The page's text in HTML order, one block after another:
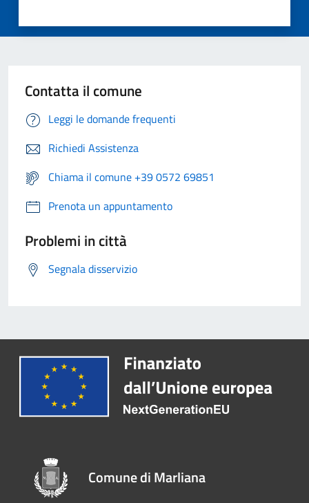
Contatta il comune
Leggi le domande frequenti
Richiedi Assistenza
Chiama il comune +39 0572 69851
Prenota un appuntamento
Problemi in città
Segnala disservizio
Comune di Marliana